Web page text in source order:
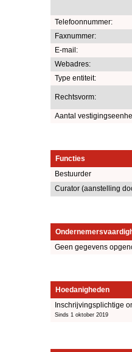
Telefoonnummer:
Faxnummer:
E-mail:
Webadres:
Type entiteit:
Rechtsvorm:
Aantal
Functies
Bestuurder
Curator (aanstelling
Geen gegevens
Hoedanigheden
Inschrijvingsplichtige
Sinds 1 oktober 2019